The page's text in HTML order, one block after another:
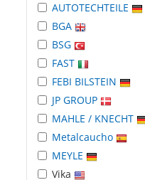
AUTOTECHTEILE
BGA
BSG
FAST
FEBI BILSTEIN
JP GROUP
MAHLE / KNECHT
Metalcaucho
MEYLE
Vika